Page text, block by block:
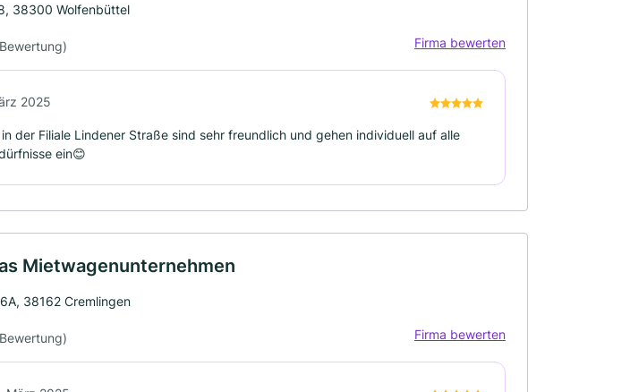
38300 Wolfenbüttel
Firma bewerten
2025
der Filiale Lindener Straße sind sehr freundlich und gehen individuell auf alle
ein😊
Mietwagenunternehmen
38162 Cremlingen
Firma bewerten